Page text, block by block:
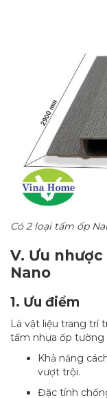
Có 2 loại tấm ốp
V. Ưu
Nano
1. Ưu điểm
Là vật liệu trang trí
tấm nhựa ốp tường
Khả năng
vượt trội.
Đặc tính